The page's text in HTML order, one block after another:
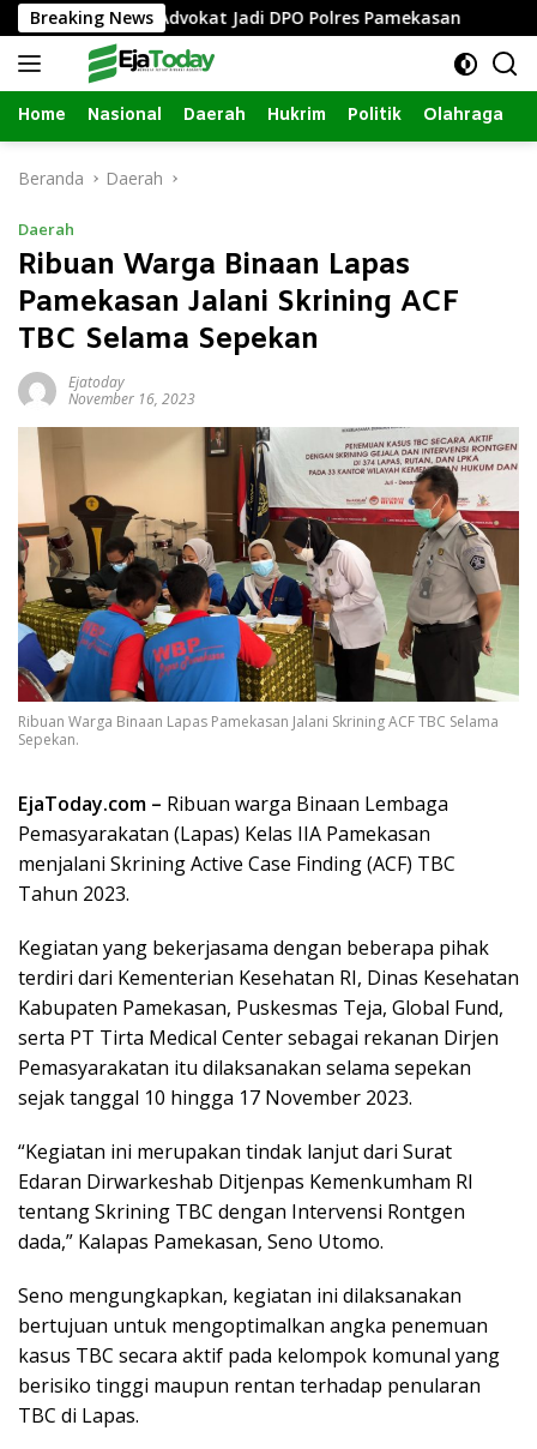
Langsung
ke
konten
Breaking News
Oknum Advokat Jadi DPO Polres Pamekasan
Home Nasional Daerah Hukrim Politik Olahraga
Beranda Daerah
Daerah
Ribuan Warga Binaan Lapas
Pamekasan Jalani Skrining ACF
TBC Selama Sepekan
Ejatoday
November 16, 2023
Ribuan Warga Binaan Lapas Pamekasan Jalani Skrining ACF TBC Selama
Sepekan.
EjaToday.com – Ribuan warga Binaan Lembaga
Pemasyarakatan (Lapas) Kelas IIA Pamekasan
menjalani Skrining Active Case Finding (ACF) TBC
Tahun 2023.
Kegiatan yang bekerjasama dengan beberapa pihak
terdiri dari Kementerian Kesehatan RI, Dinas Kesehatan
Kabupaten Pamekasan, Puskesmas Teja, Global Fund,
serta PT Tirta Medical Center sebagai rekanan Dirjen
Pemasyarakatan itu dilaksanakan selama sepekan
sejak tanggal 10 hingga 17 November 2023.
“Kegiatan ini merupakan tindak lanjut dari Surat
Edaran Dirwarkeshab Ditjenpas Kemenkumham RI
tentang Skrining TBC dengan Intervensi Rontgen
dada,” Kalapas Pamekasan, Seno Utomo.
Seno mengungkapkan, kegiatan ini dilaksanakan
bertujuan untuk mengoptimalkan angka penemuan
kasus TBC secara aktif pada kelompok komunal yang
berisiko tinggi maupun rentan terhadap penularan
TBC di Lapas.